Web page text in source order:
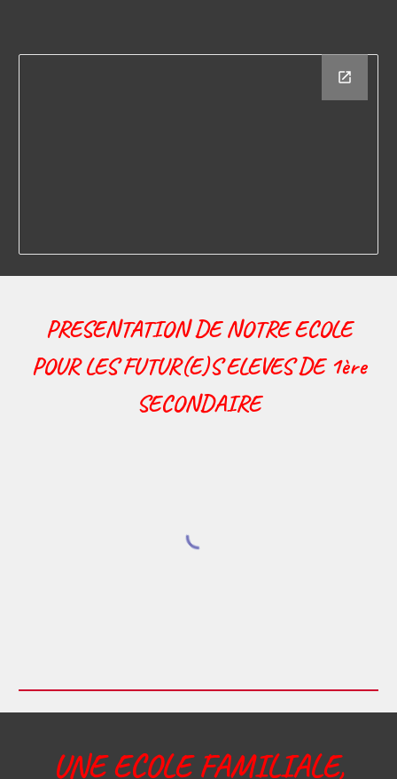
PRESENTATION DE NOTRE ECOLE
POUR LES FUTUR(E)S ELEVES DE 1ère
SECONDAIRE
UNE ECOLE FAMILIALE,